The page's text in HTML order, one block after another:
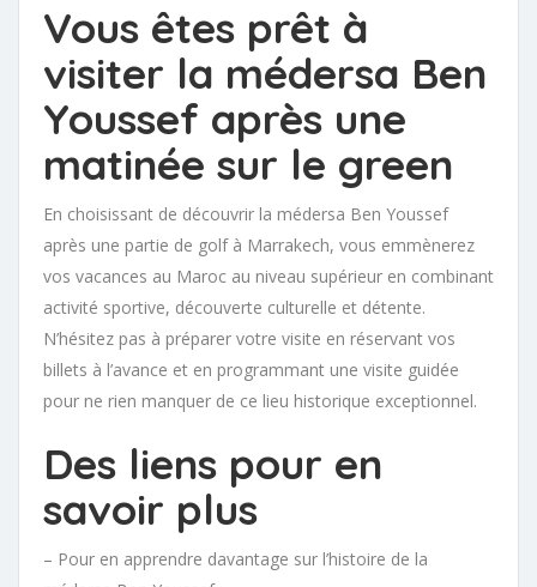
Vous êtes prêt à
visiter la médersa Ben
Youssef après une
matinée sur le green
En choisissant de découvrir la médersa Ben Youssef
après une partie de golf à Marrakech, vous emmènerez
vos vacances au Maroc au niveau supérieur en combinant
activité sportive, découverte culturelle et détente.
N’hésitez pas à préparer votre visite en réservant vos
billets à l’avance et en programmant une visite guidée
pour ne rien manquer de ce lieu historique exceptionnel.
Des liens pour en
savoir plus
– Pour en apprendre davantage sur l’histoire de la